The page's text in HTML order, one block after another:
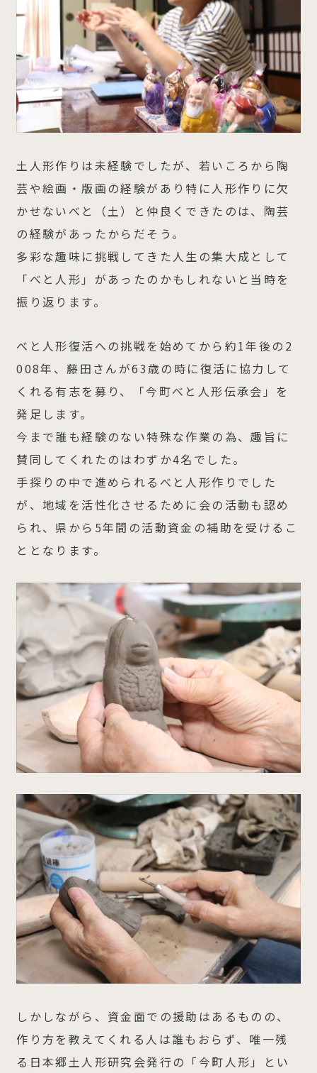
土人形作りは未経験でしたが、若いころから陶
芸や絵画・版画の経験があり特に人形作りに欠
かせないべと（土）と仲良くできたのは、陶芸
の経験があったからだそう。
多彩な趣味に挑戦してきた人生の集大成として
「べと人形」があったのかもしれないと当時を
振り返ります。
べと人形復活への挑戦を始めてから約1年後の2
008年、藤田さんが63歳の時に復活に協力して
くれる有志を募り、「今町べと人形伝承会」を
発足します。
今まで誰も経験のない特殊な作業の為、趣旨に
賛同してくれたのはわずか4名でした。
手探りの中で進められるべと人形作りでした
が、地域を活性化させるために会の活動も認め
られ、県から5年間の活動資金の補助を受けるこ
ととなります。
しかしながら、資金面での援助はあるものの、
作り方を教えてくれる人は誰もおらず、唯一残
る日本郷土人形研究会発行の「今町人形」とい